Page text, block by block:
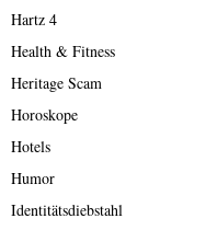
Hartz 4
Health & Fitness
Heritage Scam
Horoskope
Hotels
Humor
Identitätsdiebstahl